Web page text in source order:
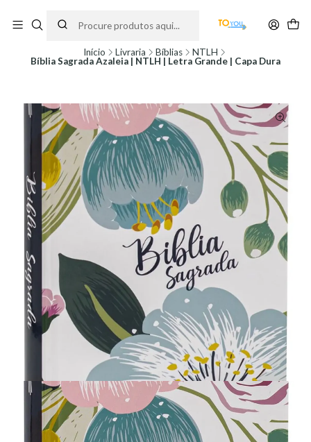
partir do dia 11 de Agosto, às 10H.
Início Livraria Bíblias
NTLH
Bíblia Sagrada Azaleia | NTLH | Letra Grande | Capa Dura